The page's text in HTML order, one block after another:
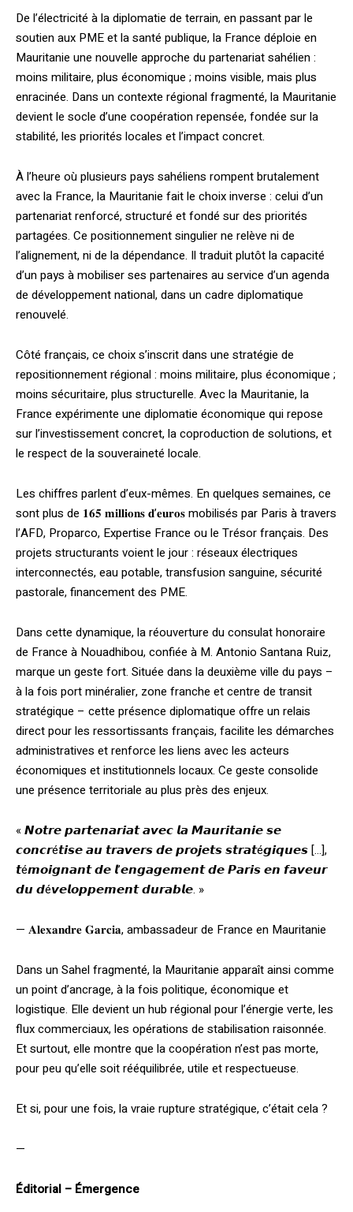
De l’électricité à la diplomatie de terrain, en passant par le
soutien aux PME et la santé publique, la France déploie en
Mauritanie une nouvelle approche dupartenariat sahélien :
moins militaire, plus économique ; moins visible, mais plus
enracinée. Dans un contexte régional fragmenté, la Mauritanie
devient le socle d’une coopération repensée, fondée sur la
stabilité, les priorités locales et l’impact concret.
À l’heure où plusieurs pays sahéliens rompent brutalement
avec la France, la Mauritanie fait le choix inverse : celui d’un
partenariat renforcé, structuré et fondé sur des priorités
partagées. Ce positionnement singulier ne relève ni de
l’alignement, ni de la dépendance. Il traduit plutôt la capacité
d’un pays à mobiliser ses partenaires au service d’un agenda
de développement national, dans un cadre diplomatique
renouvelé.
Côté français, ce choix s’inscrit dans une stratégie de
repositionnement régional : moins militaire, plus économique ;
moins sécuritaire, plus structurelle. Avec la Mauritanie, la
France expérimente une diplomatie économique qui repose
sur l’investissement concret, la coproduction de solutions, et
le respect de la souveraineté locale.
Les chiffres parlent d’eux-mêmes. En quelques semaines, ce
sont plus de 𝟏𝟔𝟓 𝐦𝐢𝐥𝐥𝐢𝐨𝐧𝐬 𝐝’𝐞𝐮𝐫𝐨𝐬 mobilisés par Paris à travers
l’AFD, Proparco, Expertise France ou le Trésor français. Des
projets structurants voient le jour : réseaux électriques
interconnectés, eau potable, transfusion sanguine, sécurité
pastorale, financement des PME.
Dans cette dynamique, la réouverture du consulat honoraire
de France à Nouadhibou, confiée à M. Antonio Santana Ruiz,
marque un geste fort. Située dans la deuxième ville du pays –
à la fois port minéralier, zone franche et centre de transit
stratégique – cette présence diplomatique offre un relais
direct pour les ressortissants français, facilite les démarches
administratives et renforce les liens avec les acteurs
économiques et institutionnels locaux. Ce geste consolide
une présence territoriale au plus près des enjeux.
« 𝙉𝙤𝙩𝙧𝙚 𝙥𝙖𝙧𝙩𝙚𝙣𝙖𝙧𝙞𝙖𝙩 𝙖𝙫𝙚𝙘 𝙡𝙖 𝙈𝙖𝙪𝙧𝙞𝙩𝙖𝙣𝙞𝙚 𝙨𝙚
𝙘𝙤𝙣𝙘𝙧é𝙩𝙞𝙨𝙚 𝙖𝙪 𝙩𝙧𝙖𝙫𝙚𝙧𝙨 𝙙𝙚 𝙥𝙧𝙤𝙟𝙚𝙩𝙨 𝙨𝙩𝙧𝙖𝙩é𝙜𝙞𝙦𝙪𝙚𝙨 […],
𝙩é𝙢𝙤𝙞𝙜𝙣𝙖𝙣𝙩 𝙙𝙚 𝙡’𝙚𝙣𝙜𝙖𝙜𝙚𝙢𝙚𝙣𝙩 𝙙𝙚 𝙋𝙖𝙧𝙞𝙨 𝙚𝙣 𝙛𝙖𝙫𝙚𝙪𝙧
𝙙𝙪 𝙙é𝙫𝙚𝙡𝙤𝙥𝙥𝙚𝙢𝙚𝙣𝙩 𝙙𝙪𝙧𝙖𝙗𝙡𝙚. »
— 𝐀𝐥𝐞𝐱𝐚𝐧𝐝𝐫𝐞 𝐆𝐚𝐫𝐜𝐢𝐚, ambassadeur de France en Mauritanie
Dans un Sahel fragmenté, la Mauritanie apparaît ainsi comme
un point d’ancrage, à la fois politique, économique et
logistique. Elle devient un hub régional pour l’énergie verte, les
flux commerciaux, les opérations de stabilisation raisonnée.
Et surtout, elle montre que la coopération n’est pas morte,
pour peu qu’elle soit rééquilibrée, utile et respectueuse.
Et si, pour une fois, la vraie rupture stratégique, c’était cela ?
—
Éditorial – Émergence